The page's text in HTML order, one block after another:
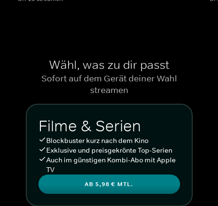
Wähl, was zu dir passt
Sofort auf dem Gerät deiner Wahl
streamen
Filme & Serien
Blockbuster kurz nach dem Kino
Exklusive und preisgekrönte Top-Serien
Auch im günstigen Kombi-Abo mit Apple
TV
AB 5,98 € MTL.